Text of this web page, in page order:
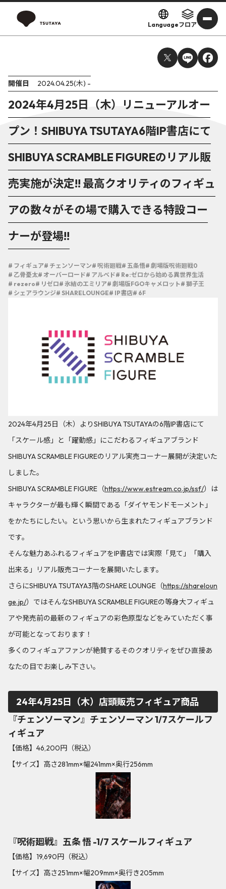
Languageフロア
開催日 2024.04.25(木) -
2024年4月25日（木）リニューアルオー
プン！SHIBUYA TSUTAYA6階IP書店にて
SHIBUYA SCRAMBLE FIGUREのリアル販
売実施が決定!! 最高クオリティのフィギュ
アの数々がその場で購入できる特設コー
ナーが登場!!
# フィギュア# チェンソーマン# 呪術廻戦# 五条悟# 劇場版呪術廻戦0
# 乙骨憂太# オーバーロード# アルベド# Re:ゼロから始める異世界生活
# rezero# リゼロ# 氷結のエミリア# 劇場版FGOキャメロット# 獅子王
# シェアラウンジ# SHARELOUNGE# IP書店# 6F
2024年4月25日（木）よりSHIBUYA TSUTAYAの6階IP書店にて
「スケール感」と「躍動感」にこだわるフィギュアブランド
SHIBUYA SCRAMBLE FIGUREのリアル実売コーナー展開が決定いた
しました。
SHIBUYA SCRAMBLE FIGURE（https://www.estream.co.jp/ssf/）は
キャラクターが最も輝く瞬間である「ダイヤモンドモーメント」
をかたちにしたい。という思いから生まれたフィギュアブランド
です。
そんな魅力あふれるフィギュアをIP書店では実際「見て」「購入
出来る」リアル販売コーナーを展開いたします。
さらにSHIBUYA TSUTAYA3階のSHARE LOUNGE（https://shareloun
ge.jp/）ではそんなSHIBUYA SCRAMBLE FIGUREの等身大フィギュ
アや発売前の最新のフィギュアの彩色原型などをみていただく事
が可能となっております！
多くのフィギュアファンが絶賛するそのクオリティをぜひ直接あ
なたの目でお楽しみ下さい。
24年4月25日（木）店頭販売フィギュア商品
『チェンソーマン』チェンソーマン 1/7スケールフ
ィギュア
【価格】46,200円（税込）
【サイズ】高さ281mm×幅241mm×奥行256mm
『呪術廻戦』五条 悟 -1/7 スケールフィギュア
【価格】19,690円（税込）
【サイズ】高さ251mm×幅209mm×奥行き205mm